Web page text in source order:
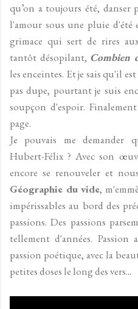
qu’on a toujours été,
l'amour sous une pluie d'été
grimace qui sert de rires
tantôt désopilant, Combien
les enceintes. Et je sais qu'il
pas dupe, pourtant je suis
soupçon d'espoir.
page.
Je pouvais me demander
Hubert-Félix ? Avec son
encore se renouveler et
Géographie du vide,
impérissables au bord des
passions. Des passions
tellement d'années. Passion
passion poétique, avec la
petites doses le long des vers...